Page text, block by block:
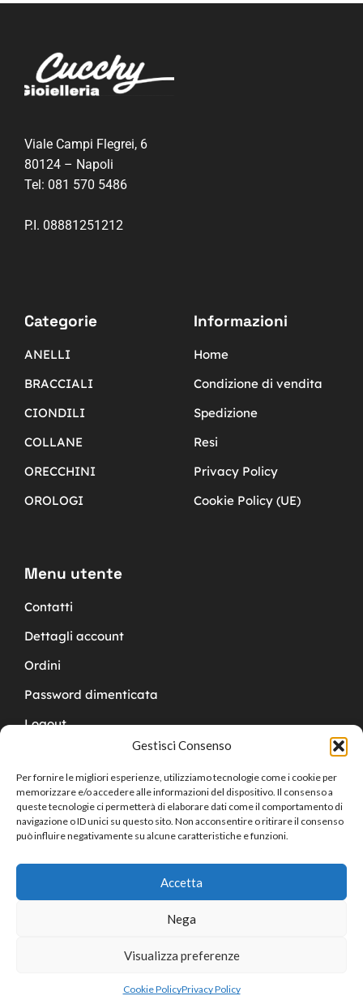
Gestisci Consenso
Per fornire le migliori esperienze, utilizziamo tecnologie come i cookie per
memorizzare e/o accedere alle informazioni del dispositivo. Il consenso a
queste tecnologie ci permetterà di elaborare dati come il comportamento di
navigazione o ID unici su questo sito. Non acconsentire o ritirare il consenso
può influire negativamente su alcune caratteristiche e funzioni.
Accetta
Nega
Visualizza preferenze
Cookie PolicyPrivacy Policy
Shop
0
Cart
Viale Campi Flegrei, 6
80124 – Napoli
Tel: 081 570 5486
P.I. 08881251212
Categorie
ANELLI
BRACCIALI
CIONDILI
COLLANE
ORECCHINI
OROLOGI
Informazioni
Home
Condizione di vendita
Spedizione
Resi
Privacy Policy
Cookie Policy (UE)
Menu utente
Contatti
Dettagli account
Ordini
Password dimenticata
Logout
Copyright © 2024 Cucchy Gioielleria